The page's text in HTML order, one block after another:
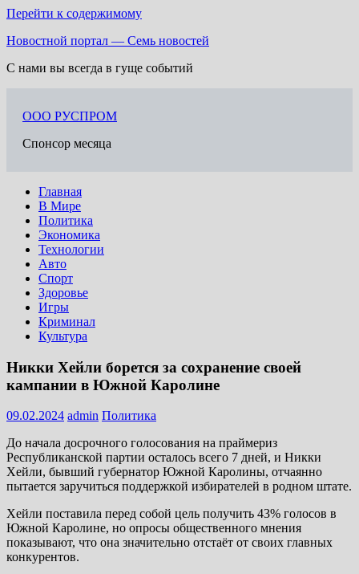
Перейти к содержимому
Новостной портал — Семь новостей
С нами вы всегда в гуще событий
ООО РУСПРОМ
Спонсор месяца
Главная
В Мире
Политика
Экономика
Технологии
Авто
Спорт
Здоровье
Игры
Криминал
Культура
Никки Хейли борется за сохранение своей
кампании в Южной Каролине
09.02.2024 admin Политика
До начала досрочного голосования на праймериз
Республиканской партии осталось всего 7 дней, и Никки
Хейли, бывший губернатор Южной Каролины, отчаянно
пытается заручиться поддержкой избирателей в родном штате.
Хейли поставила перед собой цель получить 43% голосов в
Южной Каролине, но опросы общественного мнения
показывают, что она значительно отстаёт от своих главных
конкурентов.